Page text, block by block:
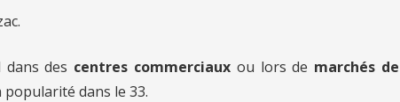
des centres commerciaux ou lors de marchés de
dans le 33.